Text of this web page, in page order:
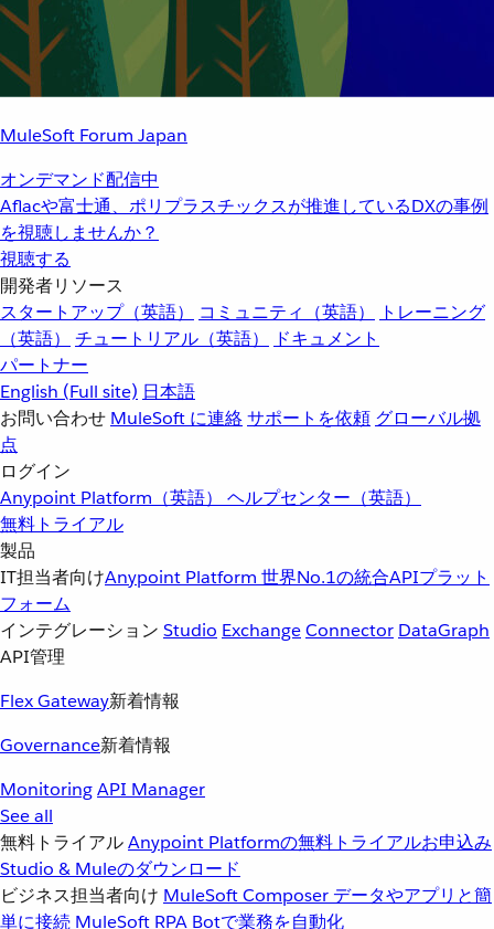
MuleSoft Forum Japan
オンデマンド配信中
Aflacや富士通、ポリプラスチックスが推進しているDXの事例
を視聴しませんか？
視聴する
開発者リソース
スタートアップ（英語）
コミュニティ（英語）
トレーニング
（英語）
チュートリアル（英語）
ドキュメント
パートナー
English (Full site) 日本語
お問い合わせ MuleSoft に連絡サポートを依頼 グローバル拠
点
ログイン
Anypoint Platform（英語） ヘルプセンター（英語）
無料トライアル
製品
IT担当者向けAnypoint Platform 世界No.1の統合APIプラット
フォーム
インテグレーション Studio ExchangeConnector DataGraph
API管理
Flex Gateway新着情報
Governance新着情報
MonitoringAPI Manager
See all
無料トライアルAnypoint Platformの無料トライアルお申込み
Studio & Muleのダウンロード
ビジネス担当者向け MuleSoft Composer データやアプリと簡
単に接続 MuleSoft RPA Botで業務を自動化